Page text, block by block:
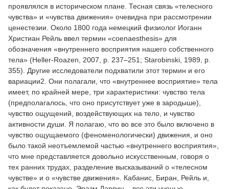
проявлялся в историческом плане. Тесная связь «телесного
чувства» и «чувства движения» очевидна при рассмотрении
ценестезии. Около 1800 года немецкий физиолог Иоганн
Христиан Рейль ввел термин «coenaesthesis» для
обозначения «внутреннего восприятия нашего собственного
тела» (Heller-Roazen, 2007, p. 237–251; Starobinski, 1989, p.
355). Другие исследователи подхватили этот термин и его
вариации2. Они полагали, что «внутреннее восприятие» тела
имеет, по крайней мере, три характеристики: чувство тела
(предполагалось, что оно присутствует уже в зародыше),
чувство ощущений, воздействующих на тело, и чувство
активности души. Я полагаю, что во все это было включено в
чувство ощущаемого (феноменологически) движения, и оно
было такой неотъемлемой частью «внутреннего восприятия»,
что мне представляется довольно искусственным, говоря о
тех ранних трудах, разделение высказываний о «телесном
чувстве» и о «чувстве движения». Кабанис, Биран, Рейль и,